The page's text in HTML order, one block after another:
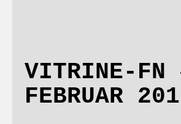
VITRINE-FN
FEBRUAR